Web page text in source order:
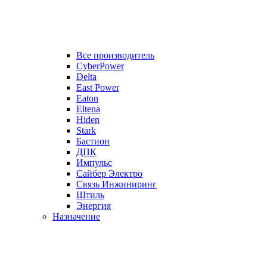
Все производитель
CyberPower
Delta
East Power
Eaton
Eltena
Hiden
Stark
Бастион
ДПК
Импульс
Сайбер Электро
Связь Инжиниринг
Штиль
Энергия
Назначение